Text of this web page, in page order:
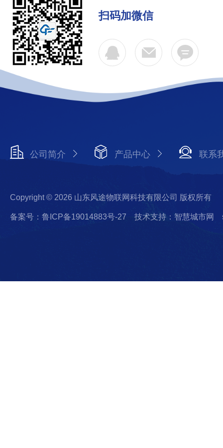
扫码加微信
公司简介 产品中心 联系
Copyright © 2026 山东风途物联网科技有限公司 版权所有
备案号：鲁ICP备19014883号-27 技术支持：智慧城市网